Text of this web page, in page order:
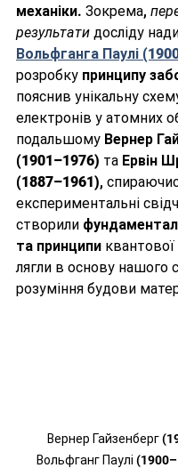
механіки. Зокрема,
результати досліду
Вольфганга Паулі
розробку принципу
пояснив унікальну
електронів у атомних
подальшому Вернер
(1901–1976) та Ервін
(1887–1961),
експериментальні
створили
та принципи квантової
лягли в основу нашого
розуміння будови
Вернер Гайзенберг
Вольфганг Паулі